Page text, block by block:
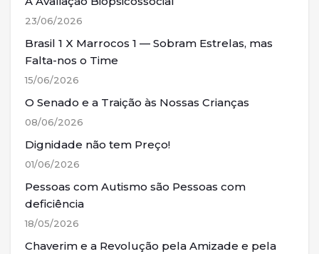
23/06/2026
Brasil 1 X Marrocos 1 — Sobram Estrelas, mas
Falta-nos o Time
15/06/2026
O Senado e a Traição às Nossas Crianças
08/06/2026
Dignidade não tem Preço!
01/06/2026
Pessoas com Autismo são Pessoas com
deficiência
18/05/2026
Chaverim e a Revolução pela Amizade e pela